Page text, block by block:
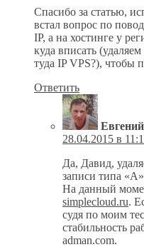
Спасибо за статью,
встал вопрос по
IP, а на хостинге у
куда вписать
туда IP VPS?), чтобы
Ответить
28.04.2015 в
Да, Давид,
записи типа
На данный
simplecloud.ru.
судя по моим
стабильность
adman.com.